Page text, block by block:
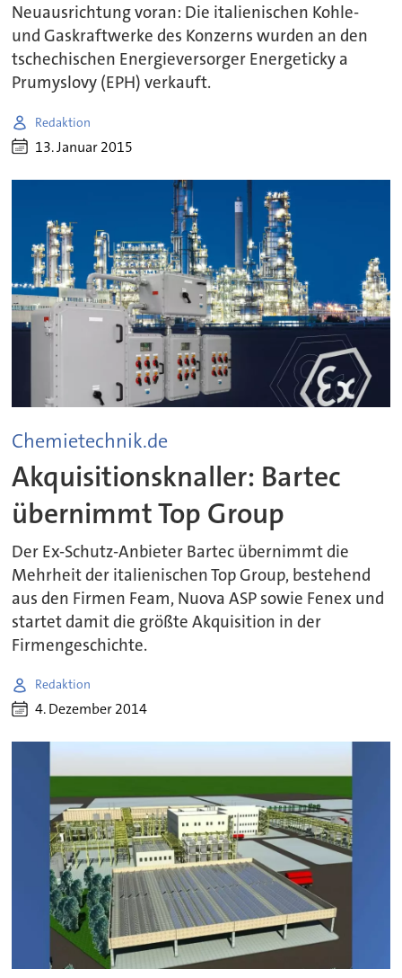
Neuausrichtung voran: Die italienischen Kohle-
und Gaskraftwerke des Konzerns wurden an den
tschechischen Energieversorger Energeticky a
Prumyslovy (EPH) verkauft.
Redaktion
13. Januar 2015
Chemietechnik.de
Akquisitionsknaller: Bartec
übernimmt Top Group
Der Ex-Schutz-Anbieter Bartec übernimmt die
Mehrheit der italienischen Top Group, bestehend
aus den Firmen Feam, Nuova ASP sowie Fenex und
startet damit die größte Akquisition in der
Firmengeschichte.
Redaktion
4. Dezember 2014